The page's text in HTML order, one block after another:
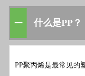
一 什么是PP？
PP聚丙烯是最常见的